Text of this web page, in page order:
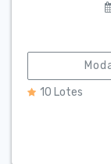
10 Lotes